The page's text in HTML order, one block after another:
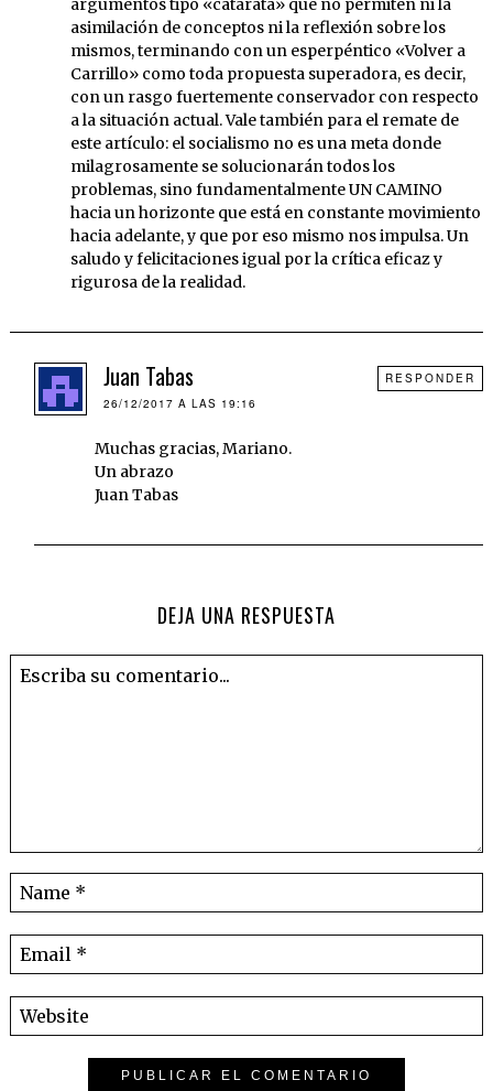
asimilación de conceptos ni la reflexión sobre los
mismos, terminando con un esperpéntico «Volver a
Carrillo» como toda propuesta superadora, es decir,
con un rasgo fuertemente conservador con respecto
a la situación actual. Vale también para el remate de
este artículo: el socialismo no es una meta donde
milagrosamente se solucionarán todos los
problemas, sino fundamentalmente UN CAMINO
hacia un horizonte que está en constante movimiento
hacia adelante, y que por eso mismo nos impulsa. Un
saludo y felicitaciones igual por la crítica eficaz y
rigurosa de la realidad.
Juan Tabas
26/12/2017 A LAS 19:16
Muchas gracias, Mariano.
Un abrazo
Juan Tabas
RESPONDER
DEJA UNA RESPUESTA